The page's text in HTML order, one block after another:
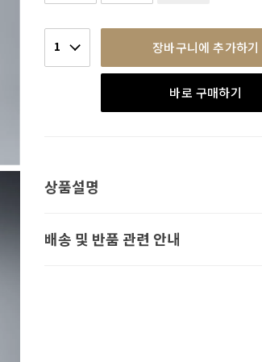
1 장바구니에 추가하기
바로 구매하기
상품설명
배송 및 반품 관련 안내